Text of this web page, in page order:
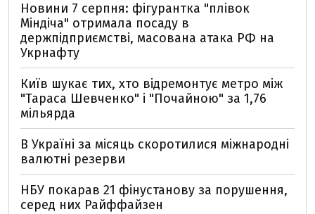
Новини 7 серпня: фігурантка "плівок
Міндіча" отримала посаду в
держпідприємстві, масована атака РФ на
Укрнафту
Київ шукає тих, хто відремонтує метро між
"Тараса Шевченко" і "Почайною" за 1,76
мільярда
В Україні за місяць скоротилися міжнародні
валютні резерви
НБУ покарав 21 фінустанову за порушення,
серед них Райффайзен